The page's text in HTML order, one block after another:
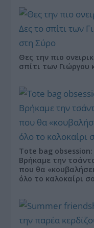
Θες την πιο
σπίτι των
Tote bag obsession:
Βρήκαμε την
που θα
όλο το καλοκαίρι